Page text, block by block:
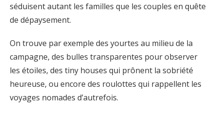
séduisent autant les familles que les couples en quête
de dépaysement.
On trouve par exemple des yourtes au milieu de la
campagne, des bulles transparentes pour observer
les étoiles, des tiny houses qui prônent la sobriété
heureuse, ou encore des roulottes qui rappellent les
voyages nomades d’autrefois.